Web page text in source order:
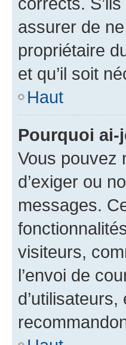
assurer de
propriétaire
et qu’il soit
Haut
Pourquoi ai-
Vous pouvez
d’exiger ou
messages.
visiteurs,
l’envoi de